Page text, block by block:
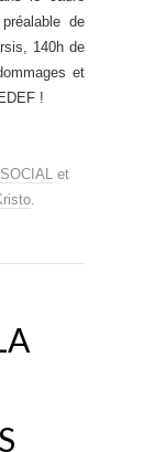
de
140h de
et
!
SOCIAL et